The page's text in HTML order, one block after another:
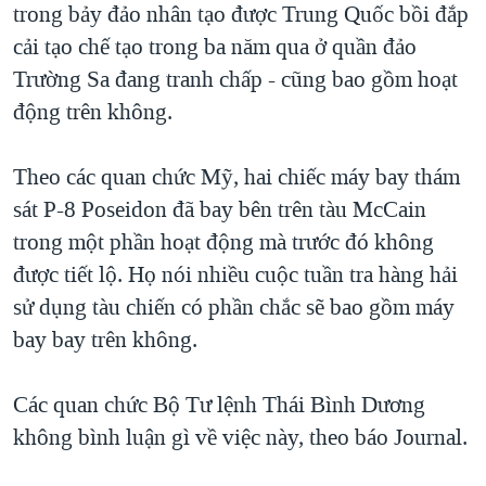
trong bảy đảo nhân tạo được Trung Quốc bồi đắp
cải tạo chế tạo trong ba năm qua ở quần đảo
Trường Sa đang tranh chấp - cũng bao gồm hoạt
động trên không.
Theo các quan chức Mỹ, hai chiếc máy bay thám
sát P-8 Poseidon đã bay bên trên tàu McCain
trong một phần hoạt động mà trước đó không
được tiết lộ. Họ nói nhiều cuộc tuần tra hàng hải
sử dụng tàu chiến có phần chắc sẽ bao gồm máy
bay bay trên không.
Các quan chức Bộ Tư lệnh Thái Bình Dương
không bình luận gì về việc này, theo báo Journal.